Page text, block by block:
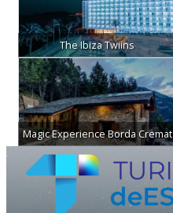
The Ibiza Twiins
Magic Experience Borda Cremat